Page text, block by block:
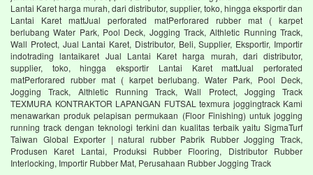
Lantai Karet harga murah, dari distributor, supplier, toko, hingga eksportir dan
Lantai Karet mattJual perforated matPerforared rubber mat ( karpet
berlubang Water Park, Pool Deck, Jogging Track, Althletic Running Track,
Wall Protect, Jual Lantai Karet, Distributor, Beli, Supplier, Eksportir, Importir
indotrading lantaikaret Jual Lantai Karet harga murah, dari distributor,
supplier, toko, hingga eksportir Lantai Karet mattJual perforated
matPerforared rubber mat ( karpet berlubang. Water Park, Pool Deck,
Jogging Track, Althletic Running Track, Wall Protect, Jogging Track
TEXMURA KONTRAKTOR LAPANGAN FUTSAL texmura joggingtrack Kami
menawarkan produk pelapisan permukaan (Floor Finishing) untuk jogging
running track dengan teknologi terkini dan kualitas terbaik yaitu SigmaTurf
Taiwan Global Exporter | natural rubber Pabrik Rubber Jogging Track,
Produsen Karet Lantai, Produksi Rubber Flooring, Distributor Rubber
Interlocking, Importir Rubber Mat, Perusahaan Rubber Jogging Track